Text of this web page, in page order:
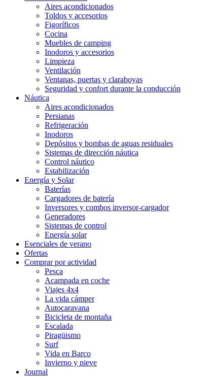
Aires acondicionados
Toldos y accesorios
Figoríficos
Cocina
Muebles de camping
Inodoros y accesorios
Limpieza
Ventilación
Ventanas, puertas y claraboyas
Seguridad y confort durante la conducción
Náutica
Aires acondicionados
Persianas
Refrigeración
Inodoros
Depósitos y bombas de aguas residuales
Sistemas de dirección náutica
Control náutico
Estabilización
Energía y Solar
Baterías
Cargadores de batería
Inversores y combos inversor-cargador
Generadores
Sistemas de control
Energía solar
Esenciales de verano
Ofertas
Comprar por actividad
Pesca
Acampada en coche
Viajes 4x4
La vida cámper
Autocaravana
Bicicleta de montaña
Escalada
Piragüismo
Surf
Vida en Barco
Invierno y nieve
Journal